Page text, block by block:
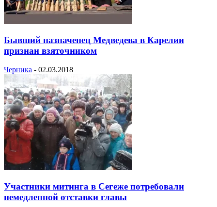
Бывший назначенец Медведева в Карелии
признан взяточником
Черника - 02.03.2018
Участники митинга в Сегеже потребовали
немедленной отставки главы